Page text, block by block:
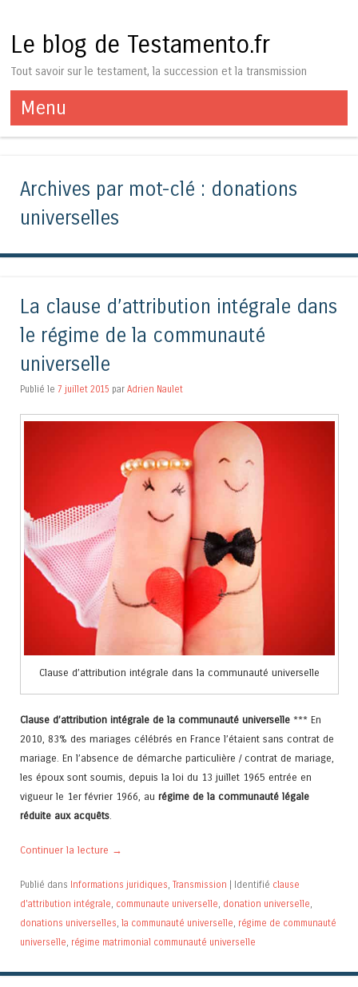
Le blog de Testamento.fr
Tout savoir sur le testament, la succession et la transmission
Menu
Aller au contenu
Archives par mot-clé : donations
universelles
La clause d’attribution intégrale dans
le régime de la communauté
universelle
Publié le 7 juillet 2015 par Adrien Naulet
Clause d’attribution intégrale dans la communauté universelle
Clause d’attribution intégrale de la communauté universelle *** En
2010, 83% des mariages célébrés en France l’étaient sans contrat de
mariage. En l’absence de démarche particulière / contrat de mariage,
les époux sont soumis, depuis la loi du 13 juillet 1965 entrée en
vigueur le 1er février 1966, au régime de la communauté légale
réduite aux acquêts
Continuer la lecture →
Publié dans Informations juridiques, Transmission Identifié clause
d'attribution intégrale, communaute universelle, donation universelle,
donations universelles, la communauté universelle, régime de communauté
universelle, régime matrimonial communauté universelle